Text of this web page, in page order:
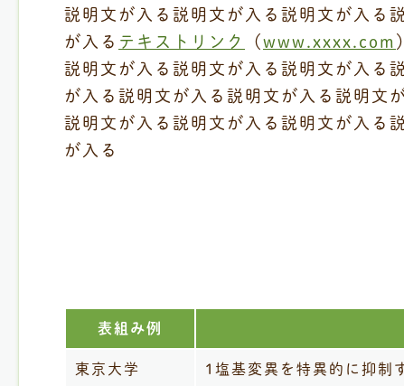
説明文が入る説明文が入る説明文が入る
が入る テキストリンク （ www.xxxx.com
説明文が入る説明文が入る説明文が入る
が入る説明文が入る説明文が入る説明文
説明文が入る説明文が入る説明文が入る
が入る
表組み例
東京大学 1塩基変異を特異的に抑